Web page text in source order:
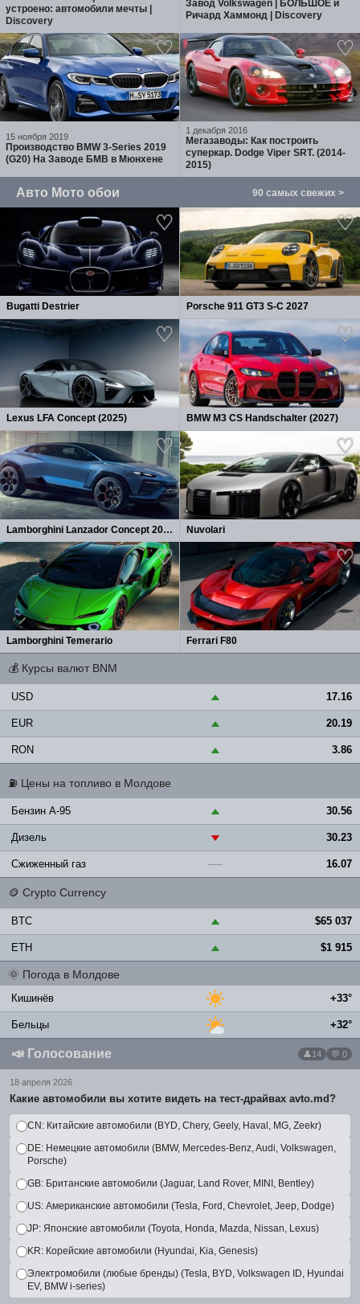
устроено: автомобили мечты |
Discovery
Завод Volkswagen | БОЛЬШОЕ и
Ричард Хаммонд | Discovery
15 ноября 2019
Производство BMW 3-Series 2019
(G20) На Заводе БМВ в Мюнхене
1 декабря 2016
Мегазаводы: Как построить
суперкар. Dodge Viper SRT. (2014-
2015)
Авто Мото обои 90 самых свежих >
Bugatti Destrier Porsche 911 GT3 S-C 2027
Lexus LFA Concept (2025) BMW M3 CS Handschalter (2027)
Lamborghini Lanzador Concept 2026 Nuvolari
Lamborghini Temerario Ferrari F80
💰 Курсы валют BNM
USD ▲ 17.16
EUR ▲ 20.19
RON ▲ 3.86
⛽ Цены на топливо в Молдове
Бензин A-95 ▲ 30.56
Дизель ▼ 30.23
Сжиженный газ — 16.07
🪙 Crypto Currency
BTC ▲ $65 037
ETH ▲ $1 915
🌞 Погода в Молдове
Кишинёв +33°
Бельцы +32°
📣 Голосование 14 💬 0
18 апреля 2026
Какие автомобили вы хотите видеть на тест-драйвах avto.md?
CN: Китайские автомобили (BYD, Chery, Geely, Haval, MG, Zeekr)
DE: Немецкие автомобили (BMW, Mercedes-Benz, Audi, Volkswagen,
Porsche)
GB: Британские автомобили (Jaguar, Land Rover, MINI, Bentley)
US: Американские автомобили (Tesla, Ford, Chevrolet, Jeep, Dodge)
JP: Японские автомобили (Toyota, Honda, Mazda, Nissan, Lexus)
KR: Корейские автомобили (Hyundai, Kia, Genesis)
Электромобили (любые бренды) (Tesla, BYD, Volkswagen ID, Hyundai
EV, BMW i-series)